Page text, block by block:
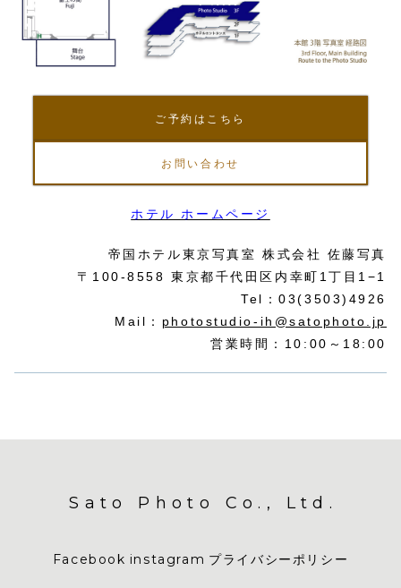
ご予約はこちら
お問い合わせ
ホテル ホームページ
帝国ホテル東京写真室 株式会社 佐藤写真
〒100-8558 東京都千代田区内幸町1丁目1−1
Tel：03(3503)4926
Mail： photostudio-ih@satophoto.jp
営業時間：10:00～18:00
Sato Photo Co., Ltd.
Facebook instagram プライバシーポリシー